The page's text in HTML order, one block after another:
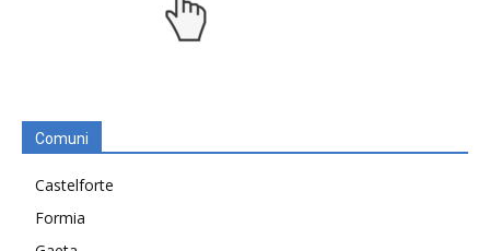
Comuni
Castelforte
Formia